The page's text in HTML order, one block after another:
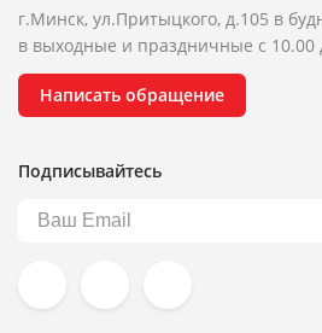
г.Минск, ул.Притыцкого, д.105 в
в выходные и праздничные с 10.00
Написать обращение
Подписывайтесь